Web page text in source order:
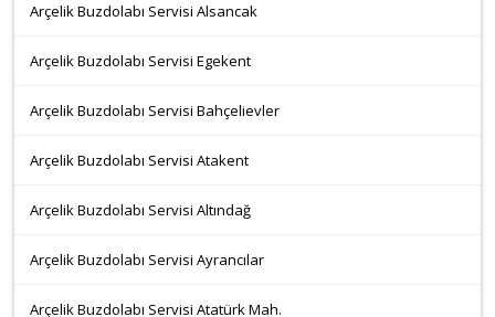
Arçelik Buzdolabı Servisi Alsancak
Arçelik Buzdolabı Servisi Egekent
Arçelik Buzdolabı Servisi Bahçelievler
Arçelik Buzdolabı Servisi Atakent
Arçelik Buzdolabı Servisi Altındağ
Arçelik Buzdolabı Servisi Ayrancılar
Arçelik Buzdolabı Servisi Atatürk Mah.